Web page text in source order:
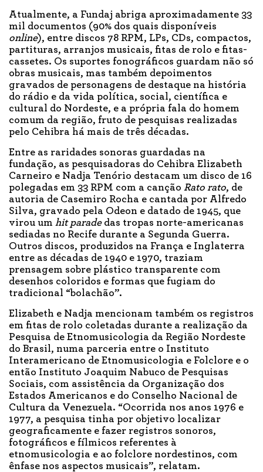
Atualmente, a Fundaj abriga aproximadamente 33
mil documentos (90% dos quais disponíveis
online), entre discos 78 RPM, LPs, CDs, compactos,
partituras, arranjos musicais, fitas de rolo e fitas-
cassetes. Os suportes fonográficos guardam não só
obras musicais, mas também depoimentos
gravados de personagens de destaque na história
do rádio e da vida política, social, científica e
cultural do Nordeste, e a própria fala do homem
comum da região, fruto de pesquisas realizadas
pelo Cehibra há mais de três décadas.
Entre as raridades sonoras guardadas na
fundação, as pesquisadoras do Cehibra Elizabeth
Carneiro e Nadja Tenório destacam um disco de 16
polegadas em 33 RPM com a canção Rato rato, de
autoria de Casemiro Rocha e cantada por Alfredo
Silva, gravado pela Odeon e datado de 1945, que
virou um hit paradedas tropas norte-americanas
sediadas no Recife durante a Segunda Guerra.
Outros discos, produzidos na França e Inglaterra
entre as décadas de 1940 e 1970, traziam
prensagem sobre plástico transparente com
desenhos coloridos e formas que fugiam do
tradicional “bolachão”.
Elizabeth e Nadja mencionam também os registros
em fitas de rolo coletadas durante a realização da
Pesquisa de Etnomusicologia da Região Nordeste
do Brasil, numa parceria entre o Instituto
Interamericano de Etnomusicologia e Folclore e o
então Instituto Joaquim Nabuco de Pesquisas
Sociais, com assistência da Organização dos
Estados Americanos e do Conselho Nacional de
Cultura da Venezuela. “Ocorrida nos anos 1976 e
1977, a pesquisa tinha por objetivo localizar
geograficamente e fazer registros sonoros,
fotográficos e fílmicos referentes à
etnomusicologia e ao folclore nordestinos, com
ênfase nos aspectos musicais”, relatam.